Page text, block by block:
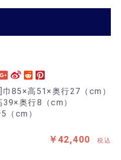
高51×奥行27（cm）
奥行8（cm）
（cm）
￥42,400 税込